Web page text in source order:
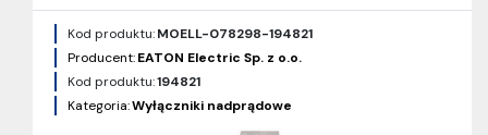
Kod produktu:MOELL-078298-194821
Producent:EATON Electric Sp. z o.o.
Kod produktu:194821
Kategoria:Wyłączniki nadprądowe